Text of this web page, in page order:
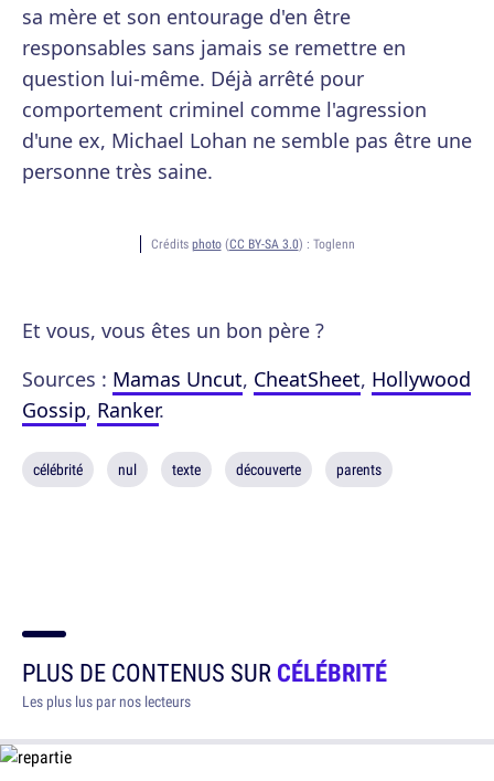
sa mère et son entourage d'en être
responsables sans jamais se remettre en
question lui-même. Déjà arrêté pour
comportement criminel comme l'agression
d'une ex, Michael Lohan ne semble pas être une
personne très saine.
Crédits photo(CC BY-SA 3.0) : Toglenn
Et vous, vous êtes un bon père ?
Sources : Mamas Uncut, CheatSheet, Hollywood
Gossip, Ranker.
célébrité nul texte découverte parents
PLUS DE CONTENUS SURCÉLÉBRITÉ
Les plus lus par nos lecteurs